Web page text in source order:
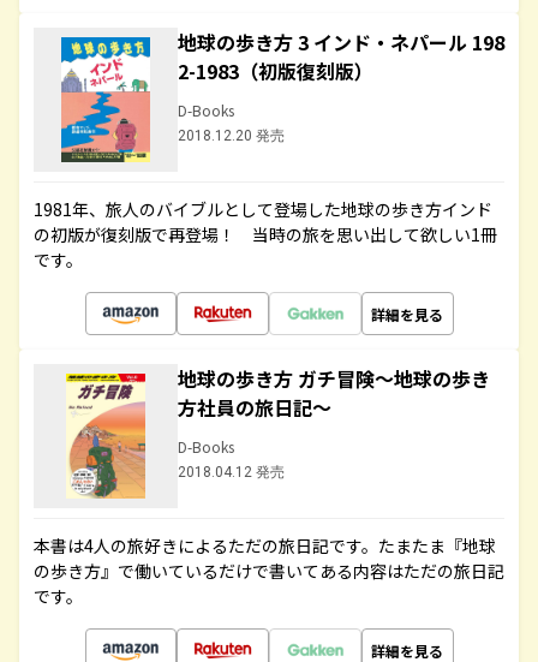
地球の歩き方 3 インド・ネパール 198
2-1983（初版復刻版）
D-Books
2018.12.20 発売
1981年、旅人のバイブルとして登場した地球の歩き方インド
の初版が復刻版で再登場！ 当時の旅を思い出して欲しい1冊
です。
詳細を見る
地球の歩き方 ガチ冒険～地球の歩き
方社員の旅日記～
D-Books
2018.04.12 発売
本書は4人の旅好きによるただの旅日記です。たまたま『地球
の歩き方』で働いているだけで書いてある内容はただの旅日記
です。
詳細を見る